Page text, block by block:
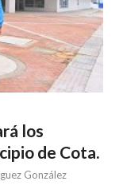
los
de Cota.
González